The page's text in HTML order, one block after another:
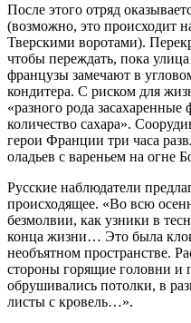
После этого отряд
(возможно, это происходит
Тверскими воротами).
чтобы переждать, пока
французы замечают в
кондитера. С риском для
«разного рода
количество сахара».
герои Франции три часа
оладьев с вареньем на огне
Русские наблюдатели
происходящее. «Во всю
безмолвии, как узники в
конца жизни… Это была
необъятном пространстве.
стороны горящие головни
обрушивались потолки, в
листы с кровель…».